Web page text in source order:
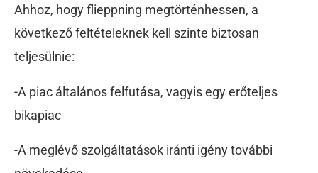
Ahhoz, hogy flieppning megtörténhessen, a
következő feltételeknek kell szinte biztosan
teljesülnie:
-A piac általános felfutása, vagyis egy erőteljes
bikapiac
-A meglévő szolgáltatások iránti igény további